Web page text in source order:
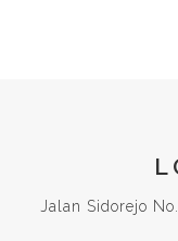
Jalan Sidorejo